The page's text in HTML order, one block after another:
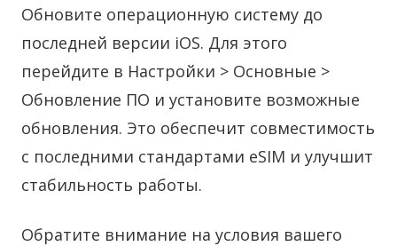
Обновите операционную систему до
последней версии iOS. Для этого
перейдите в Настройки > Основные >
Обновление ПО и установите возможные
обновления. Это обеспечит совместимость
с последними стандартами eSIM и улучшит
стабильность работы.
Обратите внимание на условия вашего